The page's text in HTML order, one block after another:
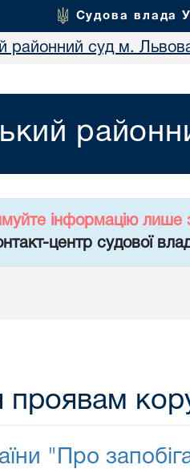
Судова влада
районний суд м.
інформацію лише
центр судової
проявам
"Про